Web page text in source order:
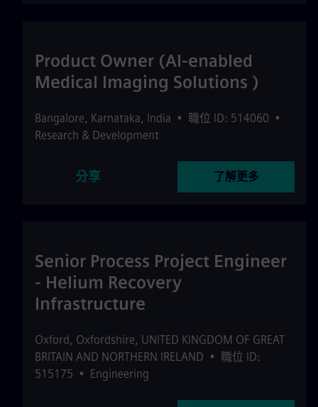
Product Owner (AI-enabled
Medical Imaging Solutions )
Bangalore, Karnataka, India • 職位 ID: 514060 •
Research & Development
分享 了解更多
Senior Process Project Engineer
- Helium Recovery
Infrastructure
Oxford, Oxfordshire, UNITED KINGDOM OF GREAT
BRITAIN AND NORTHERN IRELAND • 職位 ID:
515175 • Engineering